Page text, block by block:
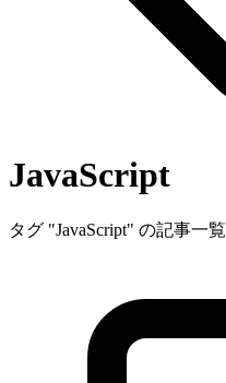
JavaScript
タグ "JavaScript" の記事一覧